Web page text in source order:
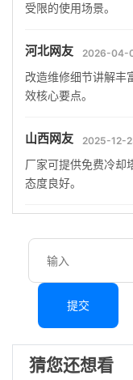
受限的使用场景。
河北网友 2026-04-
改造维修细节讲解丰
效核心要点。
山西网友 2025-12-
厂家可提供免费冷却
态度良好。
提交
猜您还想看